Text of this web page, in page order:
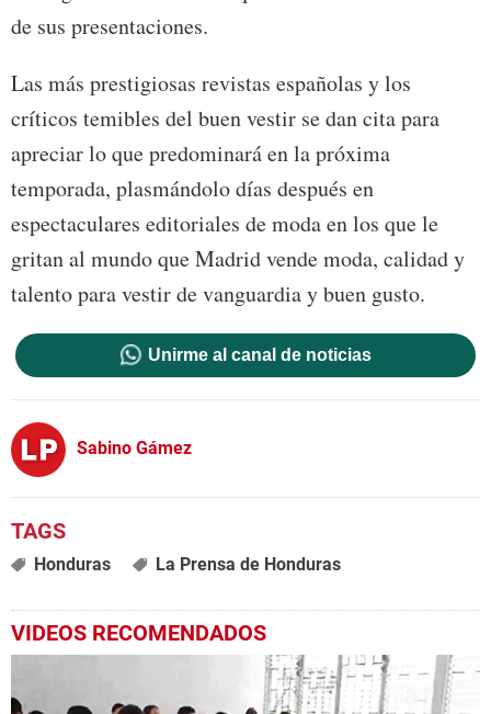
de sus presentaciones.
Las más prestigiosas revistas españolas y los
críticos temibles del buen vestir se dan cita para
apreciar lo que predominará en la próxima
temporada, plasmándolo días después en
espectaculares editoriales de moda en los que le
gritan al mundo que Madrid vende moda, calidad y
talento para vestir de vanguardia y buen gusto.
Unirme al canal de noticias
Sabino Gámez
Honduras La Prensa de Honduras
VIDEOS RECOMENDADOS